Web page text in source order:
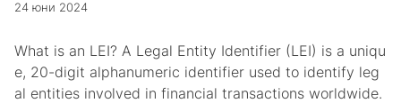
24 юни 2024
What is an LEI? A Legal Entity Identifier (LEI) is a uniqu
e, 20-digit alphanumeric identifier used to identify leg
al entities involved in financial transactions worldwide.